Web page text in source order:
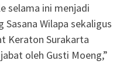
selama ini menjadi
Wilapa sekaligus
Keraton Surakarta
oleh Gusti Moeng,”